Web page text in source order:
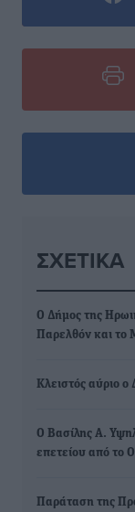
ΣΧΕΤΙΚΆ
Ο Δήμος της
Παρελθόν και το
Κλειστός αύριο
Ο Βασίλης Α.
επετείου από το
Παράταση της